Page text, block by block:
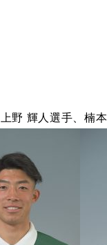
野 輝人選手、楠